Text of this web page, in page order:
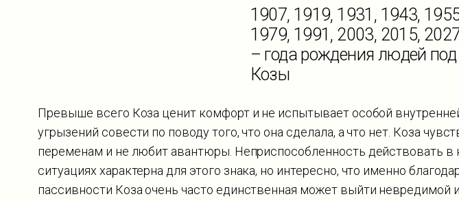
1907, 1919, 1931, 1943,
1979, 1991, 2003, 2015,
– года рождения людей
Козы
Превыше всего Коза ценит комфорт и не испытывает особой
угрызений совести по поводу того, что она сделала, а что нет. Коза
переменам и не любит авантюры. Неприспособленность действовать в
ситуациях характерна для этого знака, но интересно, что именно
пассивности Коза очень часто единственная может выйти невредимой